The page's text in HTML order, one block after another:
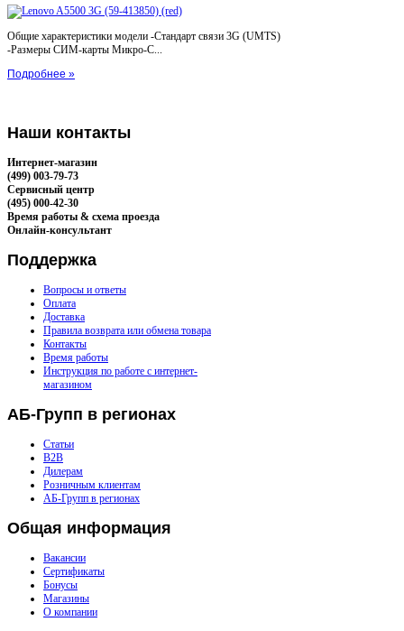
Общие характеристики модели -Стандарт связи 3G (UMTS)
-Размеры СИМ-карты Микро-С...
Подробнее »
Наши контакты
Интернет-магазин
(499) 003-79-73
Сервисный центр
(495) 000-42-30
Время работы & схема проезда
Онлайн-консультант
Поддержка
Вопросы и ответы
Оплата
Доставка
Правила возврата или обмена товара
Контакты
Время работы
Инструкция по работе с интернет-
магазином
АБ-Групп в регионах
Статьи
B2B
Дилерам
Розничным клиентам
АБ-Групп в регионах
Общая информация
Вакансии
Сертификаты
Бонусы
Магазины
О компании